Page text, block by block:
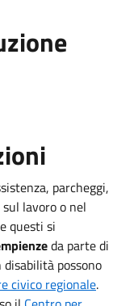
parcheggi,
lavoro o nel
questi si
da parte di
possono
civico regionale.